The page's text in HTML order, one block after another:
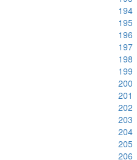
194
195
196
197
198
199
200
201
202
203
204
205
206